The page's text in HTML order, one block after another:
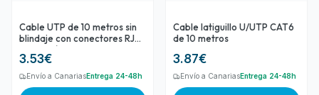
Cable UTP de 10 metros sin
blindaje con conectores RJ45
Categoría 5E
3.53€
Envío a CanariasEntrega 24-48h
Cable latiguillo U/UTP CAT6
de 10 metros
3.87€
Envío a CanariasEntrega 24-48h